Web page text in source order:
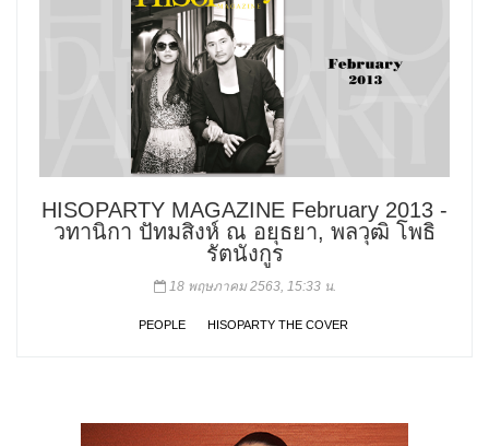
HISOPARTY MAGAZINE February 2013 -
วทานิกา ปัทมสิงห์ ณ อยุธยา, พลวุฒิ โพธิ
รัตนังกูร
18 พฤษภาคม 2563, 15:33 น.
PEOPLE HISOPARTY THE COVER